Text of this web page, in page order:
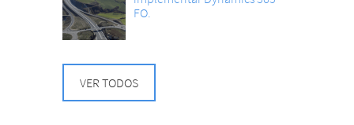
FO.
VER TODOS